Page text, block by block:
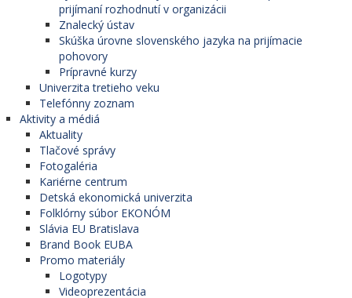
prijímaní rozhodnutí v organizácii
Znalecký ústav
Skúška úrovne slovenského jazyka na prijímacie
pohovory
Prípravné kurzy
Univerzita tretieho veku
Telefónny zoznam
Aktivity a médiá
Aktuality
Tlačové správy
Fotogaléria
Kariérne centrum
Detská ekonomická univerzita
Folklórny súbor EKONÓM
Slávia EU Bratislava
Brand Book EUBA
Promo materiály
Logotypy
Videoprezentácia